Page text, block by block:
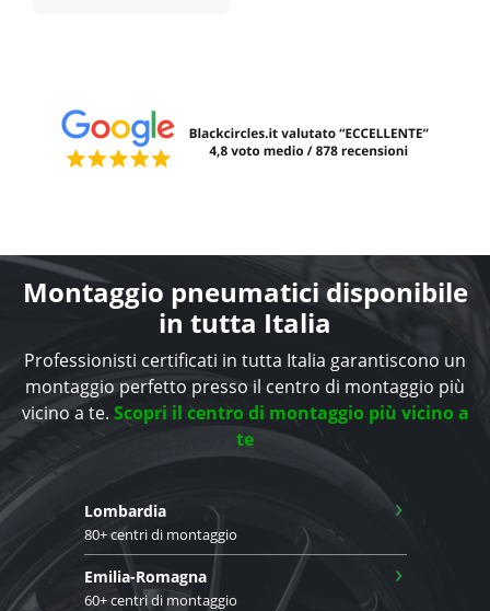
Montaggio pneumatici disponibile
in tutta Italia
Professionisti certificati in tutta Italia garantiscono un
montaggio perfetto presso il centro di montaggio più
vicino a te. Scopri il centro di montaggio più vicino a
te
Lombardia
80+ centri di montaggio
›
Emilia-Romagna
60+ centri di montaggio
›